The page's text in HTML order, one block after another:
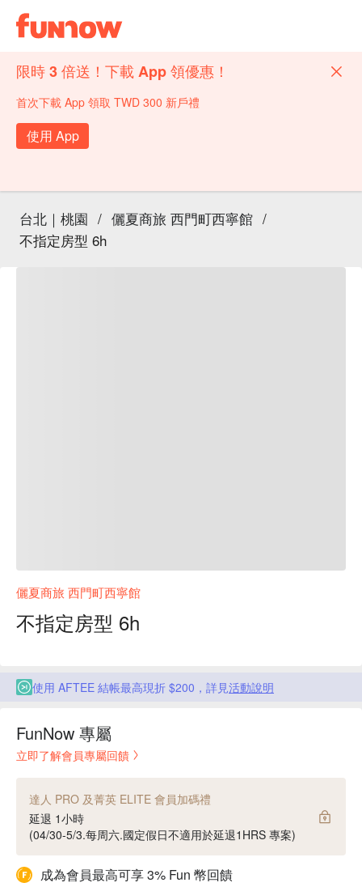
限時 3 倍送！下載 App 領優惠！
首次下載 App 領取 TWD 300 新戶禮
使用 App
台北｜桃園 / 儷夏商旅 西門町西寧館 /
不指定房型 6h
儷夏商旅 西門町西寧館
不指定房型 6h
使用 AFTEE 結帳最高現折 $200，詳見活動說明
FunNow 專屬
立即了解會員專屬回饋
達人 PRO 及菁英 ELITE 會員加碼禮
延退 1小時
(04/30-5/3.每周六.國定假日不適用於延退1HRS 專案)
成為會員最高可享 3% Fun 幣回饋